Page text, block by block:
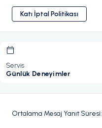
Katı İptal Politikası
Servis
Günlük Deneyimler
Ortalama Mesaj Yanıt Süresi: